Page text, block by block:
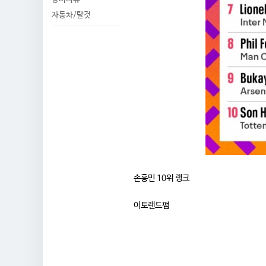
자동차/탈것
손흥민 10위 랭크
이토랜드펌